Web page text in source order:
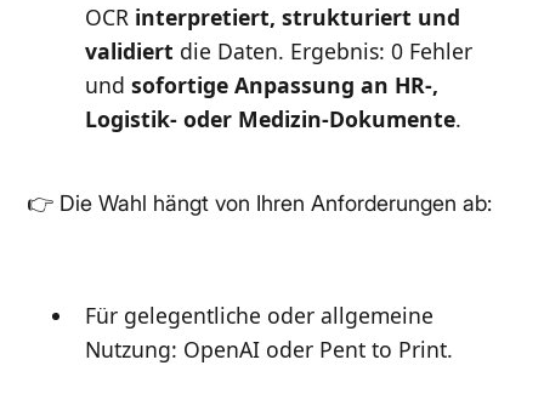
OCR interpretiert, strukturiert und
validiert die Daten. Ergebnis: 0 Fehler
undsofortige Anpassung an HR-,
Logistik- oder Medizin-Dokumente.
👉 Die Wahl hängt von Ihren Anforderungen ab:
Für gelegentliche oder allgemeine
Nutzung: OpenAI oder Pent to Print.